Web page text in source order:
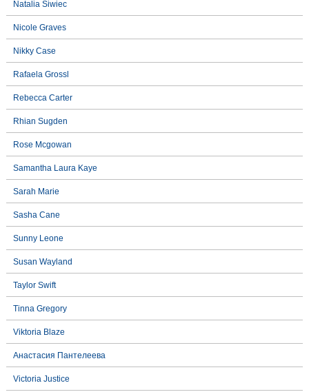
Natalia Siwiec
Nicole Graves
Nikky Case
Rafaela Grossl
Rebecca Carter
Rhian Sugden
Rose Mcgowan
Samantha Laura Kaye
Sarah Marie
Sasha Cane
Sunny Leone
Susan Wayland
Taylor Swift
Tinna Gregory
Viktoria Blaze
Анастасия Пантелеева
Victoria Justice